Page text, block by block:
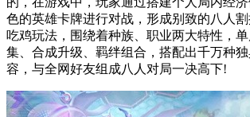
色的英雄卡牌进行对战，形成别致的八人
吃鸡玩法，围绕着种族、职业两大特性，
集、合成升级、羁绊组合，搭配出千万种
容，与全网好友组成八人对局一决高下!